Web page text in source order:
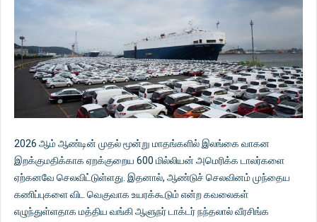
2026 ஆம் ஆண்டின் முதல் மூன்று மாதங்களில் இலங்கை வாகன
இறக்குமதிக்காக ஏறக்குறைய 600 மில்லியன் அமெரிக்க டாலர்களை
ஏற்கனவே செலவிட்டுள்ளது. இதனால், ஆண்டுச் செலவினம் முந்தைய
கணிப்புகளை விட வெகுவாக உயரக்கூடும் என்ற கவலைகள்
எழுந்துள்ளதாக மத்திய வங்கி ஆளுநர் டாக்டர் நந்தலால் வீரசிங்க